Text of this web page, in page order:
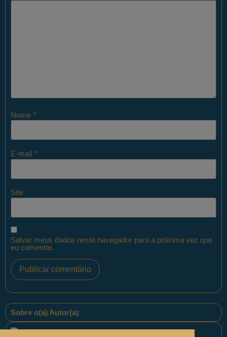
Nome *
E-mail *
Site
Salvar meus dados neste navegador para a próxima vez que
eu comentar.
Sobre o(a) Autor(a):